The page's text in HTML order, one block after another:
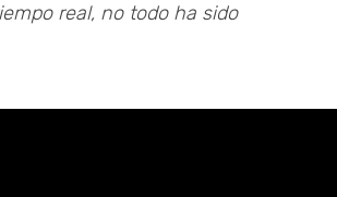
real, no todo ha sido